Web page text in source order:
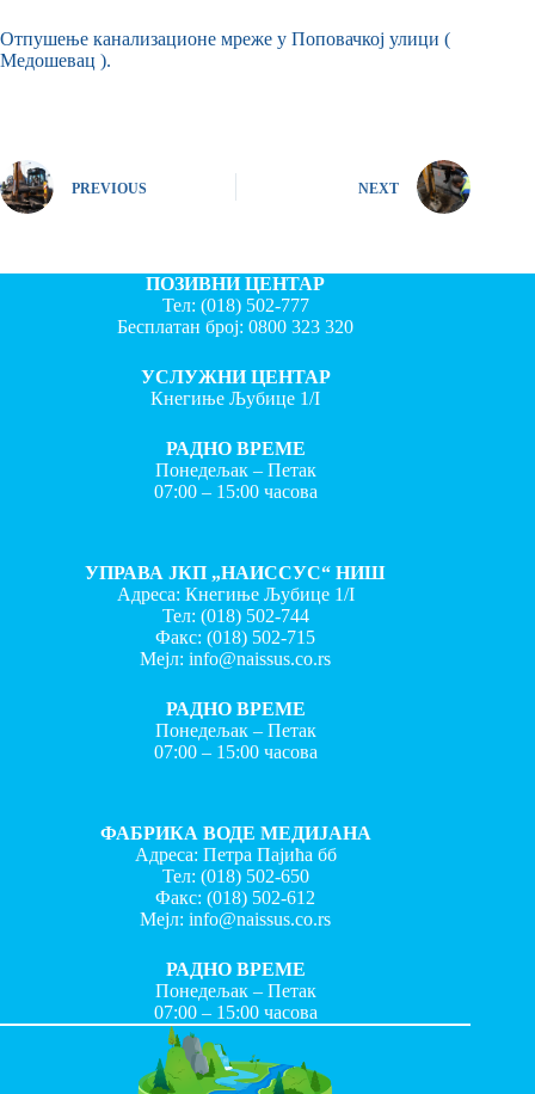
Отпушење канализационе мреже у Поповачкој улици (
Медошевац ).
PREVIOUS NEXT
ПОЗИВНИ ЦЕНТАР
Тел: (018) 502-777
Бесплатан број:0800 323 320
УСЛУЖНИ ЦЕНТАР
Кнегиње Љубице 1/I
РАДНО ВРЕМЕ
Понедељак – Петак
07:00 – 15:00 часова
УПРАВА ЈКП „НАИССУС“ НИШ
Адреса: Кнегиње Љубице 1/I
Тел: (018) 502-744
Факс:(018) 502-715
Мејл:info@naissus.co.rs
РАДНО ВРЕМЕ
Понедељак – Петак
07:00 – 15:00 часова
ФАБРИКА ВОДЕ МЕДИЈАНА
Адреса: Петра Пајића бб
Тел: (018) 502-650
Факс:(018) 502-612
Мејл:info@naissus.co.rs
РАДНО ВРЕМЕ
Понедељак – Петак
07:00 – 15:00 часова